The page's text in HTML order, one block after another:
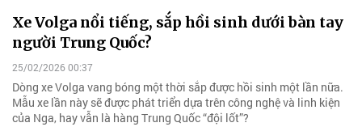
Xe Volga nổi tiếng, sắp hồi sinh dưới bàn tay
người Trung Quốc?
25/02/2026 00:37
Dòng xe Volga vang bóng một thời sắp được hồi sinh một lần nữa.
Mẫu xe lần này sẽ được phát triển dựa trên công nghệ và linh kiện
của Nga, hay vẫn là hàng Trung Quốc “đội lốt”?